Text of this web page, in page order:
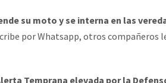
su moto y se interna en las
por Whatsapp, otros compañeros
Temprana elevada por la